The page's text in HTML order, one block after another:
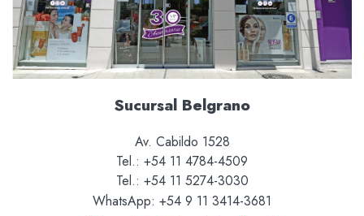
Sucursal Belgrano
Av. Cabildo 1528
Tel.: +54 11 4784-4509
Tel.: +54 11 5274-3030
WhatsApp: +54 9 11 3414-3681